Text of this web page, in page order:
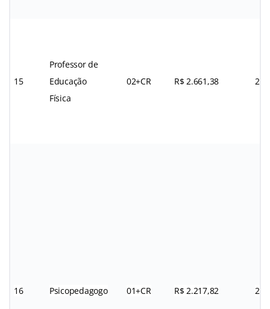
15
Professor de
Educação
Física
02+CR R$ 2.661,38 24h
16 Psicopedagogo 01+CR R$ 2.217,82 20h